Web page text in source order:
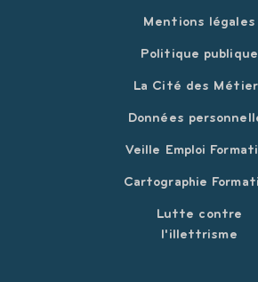
Mentions légales
Politique publique
La Cité des
Données
Veille Emploi
Cartographie
Lutte contre
l'illettrisme